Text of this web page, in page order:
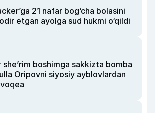
21 nafar bog‘cha bolasini
etgan ayolga sud hukmi o‘qildi
she’rim boshimga sakkizta bomba
Oripovni siyosiy ayblovlardan